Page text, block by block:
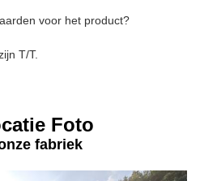
voor het product?
T/T.
Foto
fabriek